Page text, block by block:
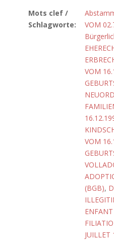
Mots clef /
Schlagworte:
VOM
VOM
VOM
(BGB),